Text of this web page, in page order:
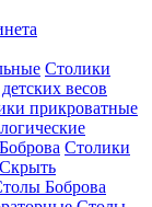
Столики
весов
прикроватные
Столики
Скрыть
Боброва